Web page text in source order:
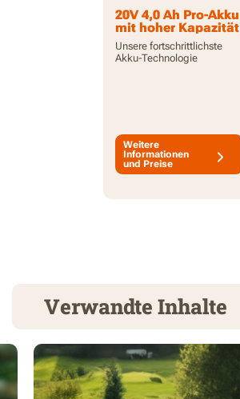
20V 4,0 Ah Pro-Akku
mit hoher Kapazität
und Anzeige
Unsere fortschrittlichste
Akku-Technologie
Weitere
Informationen
und Preise
Verwandte Inhalte